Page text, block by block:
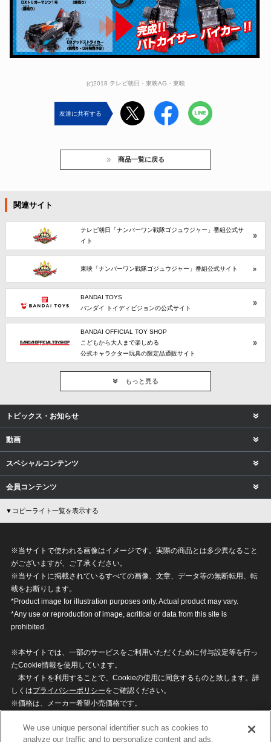
(c)2018 テレビ朝日・東映AG・東映
友達に共有する
商品一覧に戻る
関連サイト
テレビ朝日「ナンバーワン戦隊ゴジュウジャー」番組公式サ
イト
東映「ナンバーワン戦隊ゴジュウジャー」番組公式サイト
BANDAI TOYS
バンダイ トイディビジョンの公式サイト
BANDAI OFFICIAL TOY SHOP
こどもから大人まで楽しめる
公式キャラクター玩具の限定品通販サイト
もっと見る
トピックス・お知らせ
動画
スペシャルコンテンツ
会員コンテンツ
▼コピーライト一覧を表示する
※当サイトで使われる画像はイメージです。実際の商品とは多少異なること
がございますが、ご了承ください。
※当サイトに掲載されているすべての画像、文章、データ等の無断転用、転
載をお断りします。
*Product image for illustration purposes only. Actual product may vary.
*Any use or reproduction of image, acritical or data from this site is
prohibited.
※本サイトでは、一部のサービスをご利用いただくために付与設定等を行っ
たCookie情報を使用しています。
本サイトを利用することで、Cookieの使用に同意するものと致します。詳
しくはプライバシーポリシーをご確認ください。
※価格は、メーカー希望小売価格です。
ざいますのでご了承ください。
We use unique personal identifier such as cookies to
analyze our traffic and to personalize content and ads.